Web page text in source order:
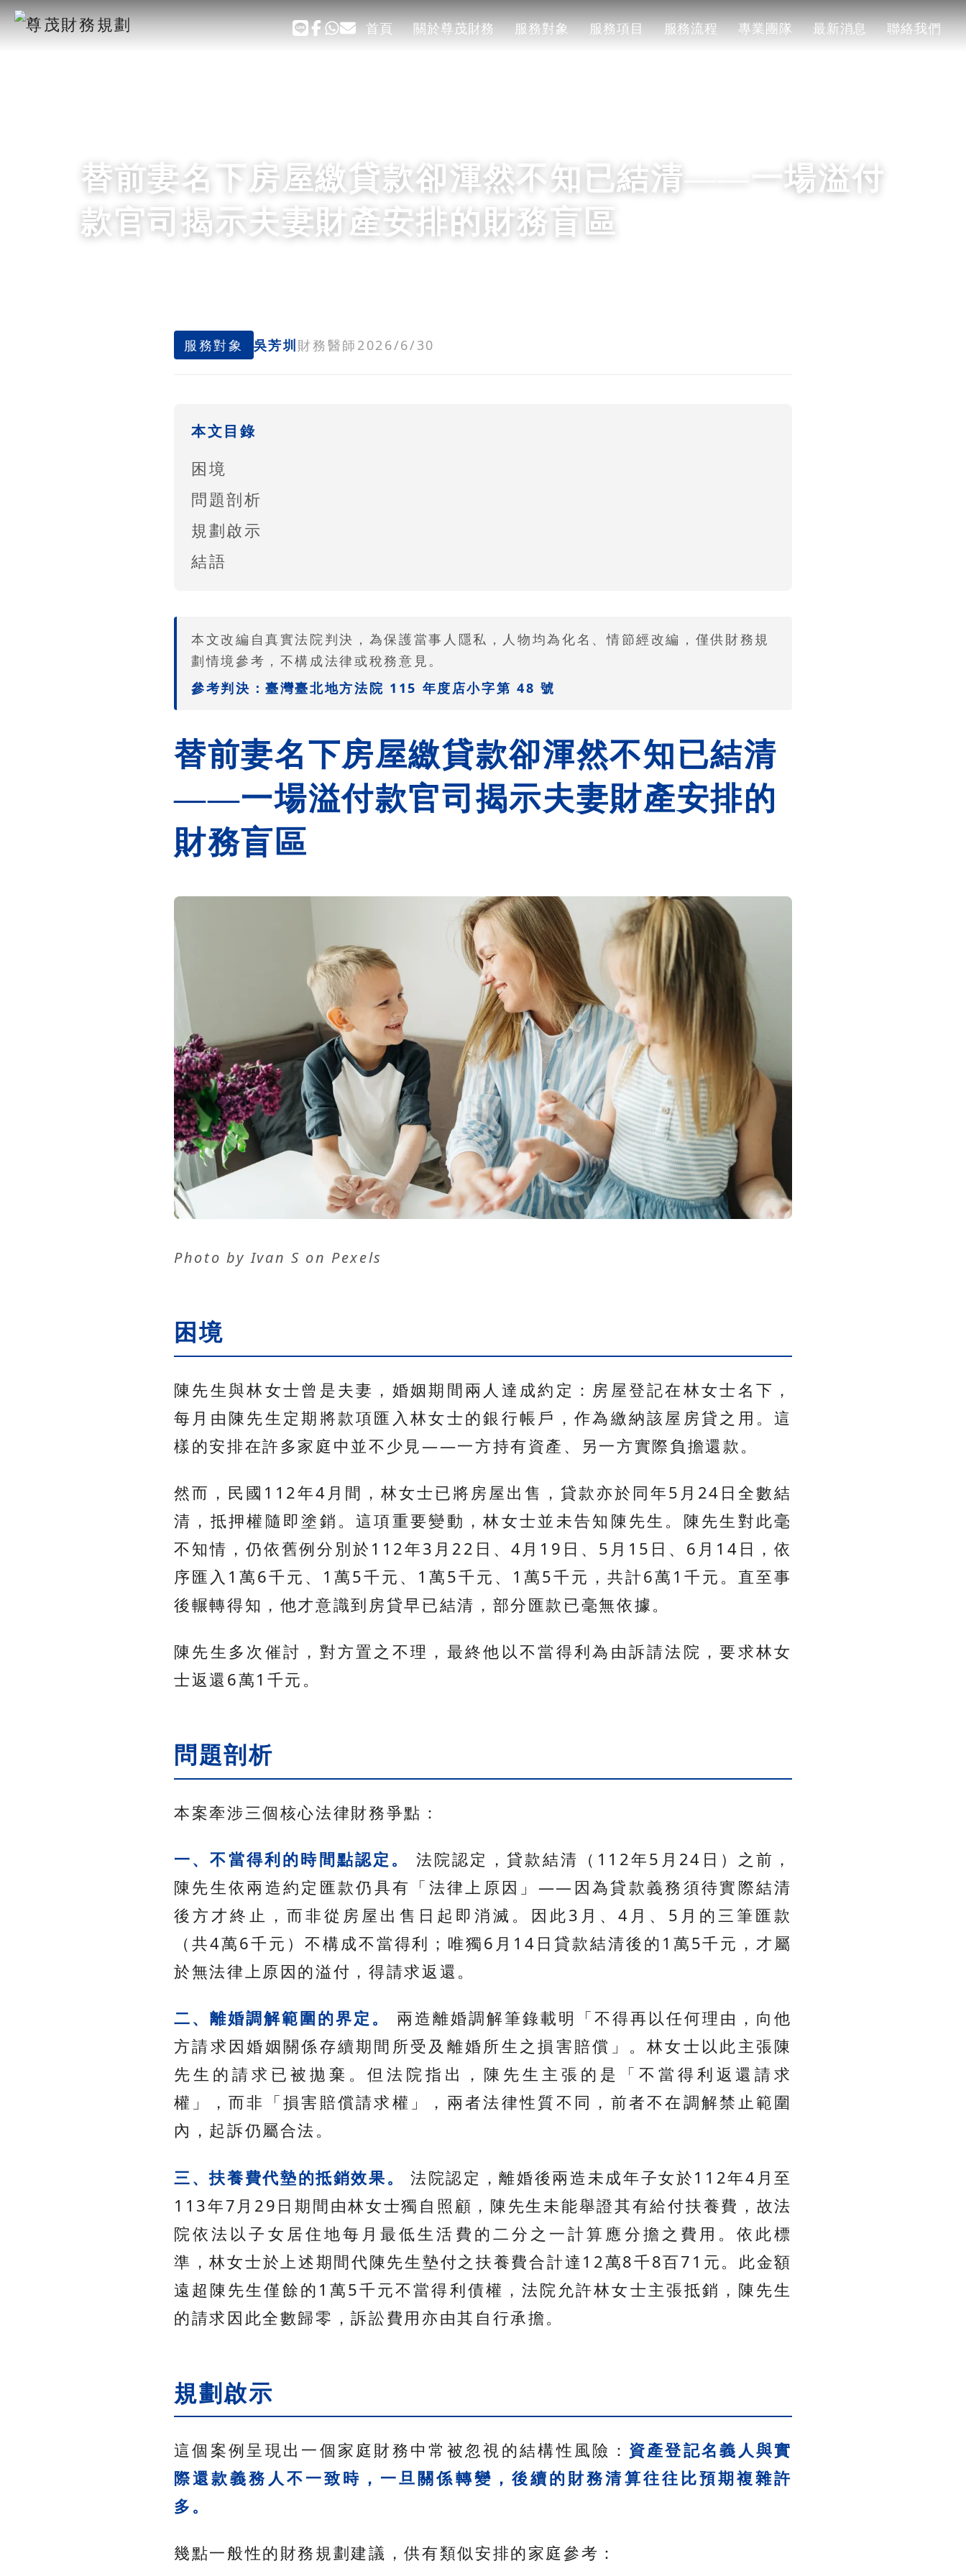
首頁
關於尊茂財務
服務對象
服務項目
服務流程
專業團隊
最新消息
聯絡我們
替前妻名下房屋繳貸款卻渾然不知已結清——一場溢付
款官司揭示夫妻財產安排的財務盲區
服務對象 吳芳圳財務醫師 2026/6/30
本文目錄
困境
問題剖析
規劃啟示
結語
本文改編自真實法院判決，為保護當事人隱私，人物均為化名、情節經改編，僅供財務規
劃情境參考，不構成法律或稅務意見。
參考判決：臺灣臺北地方法院 115 年度店小字第 48 號
替前妻名下房屋繳貸款卻渾然不知已結清
——一場溢付款官司揭示夫妻財產安排的
財務盲區
Photo byIvan S on Pexels
困境
陳先生與林女士曾是夫妻，婚姻期間兩人達成約定：房屋登記在林女士名下，
每月由陳先生定期將款項匯入林女士的銀行帳戶，作為繳納該屋房貸之用。這
樣的安排在許多家庭中並不少見——一方持有資產、另一方實際負擔還款。
然而，民國112年4月間，林女士已將房屋出售，貸款亦於同年5月24日全數結
清，抵押權隨即塗銷。這項重要變動，林女士並未告知陳先生。陳先生對此毫
不知情，仍依舊例分別於112年3月22日、4月19日、5月15日、6月14日，依
序匯入1萬6千元、1萬5千元、1萬5千元、1萬5千元，共計6萬1千元。直至事
後輾轉得知，他才意識到房貸早已結清，部分匯款已毫無依據。
陳先生多次催討，對方置之不理，最終他以不當得利為由訴請法院，要求林女
士返還6萬1千元。
問題剖析
本案牽涉三個核心法律財務爭點：
一、不當得利的時間點認定。
法院認定，貸款結清（112年5月24日）之前，
陳先生依兩造約定匯款仍具有「法律上原因」——因為貸款義務須待實際結清
後方才終止，而非從房屋出售日起即消滅。因此3月、4月、5月的三筆匯款
（共4萬6千元）不構成不當得利；唯獨6月14日貸款結清後的1萬5千元，才屬
於無法律上原因的溢付，得請求返還。
二、離婚調解範圍的界定。
兩造離婚調解筆錄載明「不得再以任何理由，向他
方請求因婚姻關係存續期間所受及離婚所生之損害賠償」。林女士以此主張陳
先生的請求已被拋棄。但法院指出，陳先生主張的是「不當得利返還請求
權」，而非「損害賠償請求權」，兩者法律性質不同，前者不在調解禁止範圍
內，起訴仍屬合法。
三、扶養費代墊的抵銷效果。
法院認定，離婚後兩造未成年子女於112年4月至
113年7月29日期間由林女士獨自照顧，陳先生未能舉證其有給付扶養費，故法
院依法以子女居住地每月最低生活費的二分之一計算應分擔之費用。依此標
準，林女士於上述期間代陳先生墊付之扶養費合計達12萬8千8百71元。此金額
遠超陳先生僅餘的1萬5千元不當得利債權，法院允許林女士主張抵銷，陳先生
的請求因此全數歸零，訴訟費用亦由其自行承擔。
規劃啟示
這個案例呈現出一個家庭財務中常被忽視的結構性風險： 資產登記名義人與實
際還款義務人不一致時，一旦關係轉變，後續的財務清算往往比預期複雜許
多。
幾點一般性的財務規劃建議，供有類似安排的家庭參考：